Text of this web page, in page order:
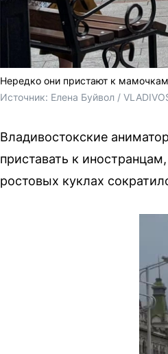
Нередко они пристают к
Источник: Елена Буйвол /
Владивостокские
приставать к
ростовых куклах